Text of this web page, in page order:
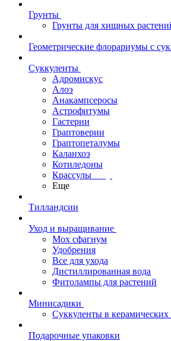
Грунты
Грунты для хищных
Геометрические флорариумы с
Суккуленты
Адромискус
Алоэ
Анакампсеросы
Астрофитумы
Гастерии
Граптоверии
Граптопеталумы
Каланхоэ
Котиледоны
Крассулы
Еще
Тилландсии
Уход и выращивание
Мох сфагнум
Удобрения
Все для ухода
Дистиллированная вода
Фитолампы для растений
Минисадики
Суккуленты в
Подарочные упаковки